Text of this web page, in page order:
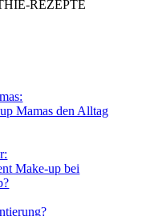
REZEPTE
Mamas den Alltag
Make-up bei